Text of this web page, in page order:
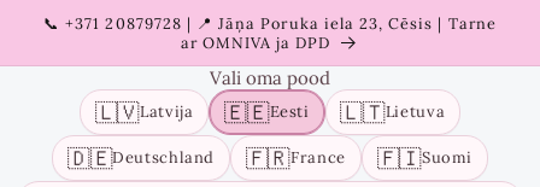
sisu
📞 +371 20879728 | 📍 Jāņa Poruka iela 23, Cēsis | Tarne
ar OMNIVA ja DPD
Vali oma pood
🇱🇻Latvija 🇪🇪Eesti 🇱🇹Lietuva
🇩🇪Deutschland 🇫🇷France 🇫🇮Suomi